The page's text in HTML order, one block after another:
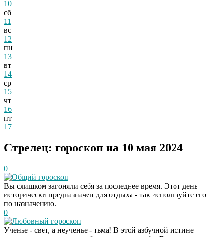
10
сб
11
вс
12
пн
13
вт
14
ср
15
чт
16
пт
17
Стрелец: гороскоп на 10 мая 2024
0
Общий гороскоп
Вы слишком загоняли себя за последнее время. Этот день
исторически предназначен для отдыха - так используйте его
по назначению.
0
Любовный гороскоп
Ученье - свет, а неученье - тьма! В этой азбучной истине